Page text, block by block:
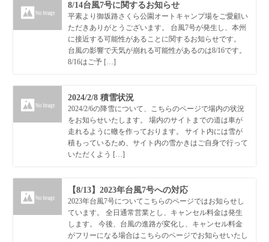
8/14台風7号に関するお知らせ
平素より御坂路さくら公園オートキャンプ場をご愛顧い
ただきありがとうございます。 台風7号が発生し、本州
に接近する可能性があることに関するお知らせです。
台風の影響で天気が崩れる可能性があるのは8/16です。
8/16はご予 […]
2024/2/8 積雪状況
2024/2/6の降雪について、こちらのページで場内の状況
をお知らせいたします。 場内のサイトまでの道は車が
走れるように轍を作っております。 サイト内には雪が
積もっているため、サイト内の雪かきはご自身で行って
いただくよう […]
【8/13】2023年台風7号への対応
2023年台風7号についてこちらのページではお知らせし
ています。 全日通常営業とし、キャンセル料金は発生
します。 今後、台風の進路が変化し、キャンセル料金
がフリーになる場合はこちらのページでお知らせいたし